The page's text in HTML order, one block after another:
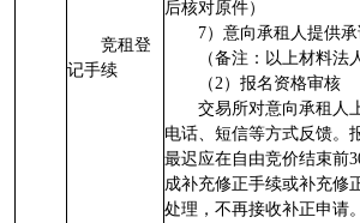
竞租登
记手续
后核对原件）
7）意向承租人提供
（备注：以上材料
（2）报名资格审核
交易所对意向承租人
电话、短信等方式反馈。
最迟应在自由竞价结束前
成补充修正手续或补充修
处理，不再接收补正申请。